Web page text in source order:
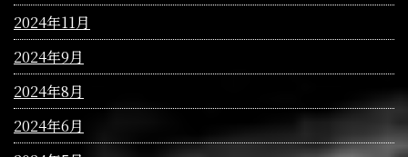
2024年11月
2024年9月
2024年8月
2024年6月